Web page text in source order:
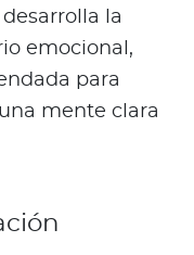
la
emocional,
para
mente clara